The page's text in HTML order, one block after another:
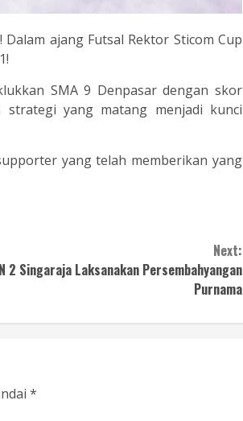
ajang Futsal Rektor Sticom Cup
SMA 9 Denpasar dengan skor
yang matang menjadi kunci
yang telah memberikan yang
Next:
2 Singaraja Laksanakan Persembahyangan
Purnama
*